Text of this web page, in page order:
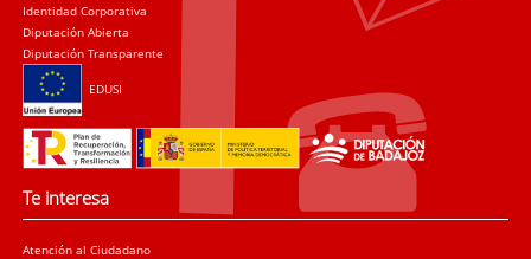
Identidad Corporativa
Diputación Abierta
Diputación Transparente
EDUSI
Te interesa
Atención al Ciudadano